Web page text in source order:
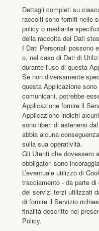
Dettagli completi su
raccolti sono forniti nelle
policy o mediante
della raccolta dei Dati
I Dati Personali possono
o, nel caso di Dati di
durante l'uso di questa
Se non diversamente
questa Applicazione
comunicarli, potrebbe
Applicazione fornire il
Applicazione indichi
sono liberi di astenersi
abbia alcuna
sulla sua operatività.
Gli Utenti che dovessero
obbligatori sono
L’eventuale utilizzo di
tracciamento - da parte
dei servizi terzi utilizzati
di fornire il Servizio
finalità descritte nel
Policy.